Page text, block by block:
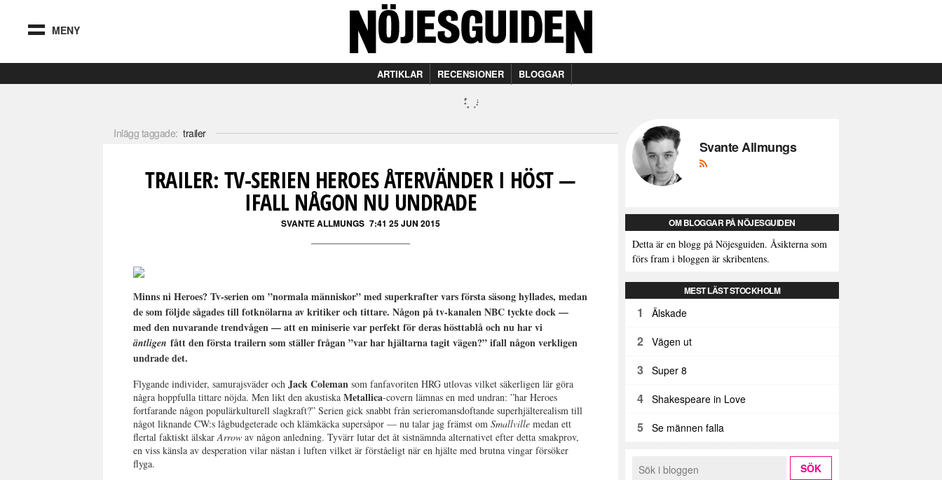
MENY
ARTIKLAR RECENSIONER BLOGGAR
Inlägg taggade: trailer
TRAILER: TV-SERIEN HEROES ÅTERVÄNDER I HÖST —
IFALL NÅGON NU UNDRADE
SVANTE ALLMUNGS 7:41 25 JUN 2015
Minns ni Heroes? Tv-serien om ”normala människor” med superkrafter vars första säsong hyllades, medan
de som följde sågades till fotknölarna av kritiker och tittare. Någon på tv-kanalen NBC tyckte dock —
med den nuvarande trendvågen — att en miniserie var perfekt för deras hösttablå och nu har vi
äntligenfått den första trailern som ställer frågan ”var har hjältarna tagit vägen?” ifall någon verkligen
undrade det.
Flygande individer, samurajsväder ochJack Coleman som fanfavoriten HRG utlovas vilket säkerligen lär göra
några hoppfulla tittare nöjda. Men likt den akustiskaMetallica-covern lämnas en med undran: ”har Heroes
fortfarande någon populärkulturell slagkraft?” Serien gick snabbt från serieromansdoftande superhjälterealism till
något liknande CW:s lågbudgeterade och klämkäcka supersåpor — nu talar jag främst omSmallvillemedan ett
flertal faktiskt älskarArrow av någon anledning. Tyvärr lutar det åt sistnämnda alternativet efter detta smakprov,
en viss känsla av desperation vilar nästan i luften vilket är förståeligt när en hjälte med brutna vingar försöker
flyga.
Svante Allmungs
OM BLOGGAR PÅ NÖJESGUIDEN
Detta är en blogg på Nöjesguiden. Åsikterna som
förs fram i bloggen är skribentens.
MEST LÄST STOCKHOLM
1 Älskade
2 Vägen ut
3 Super 8
4 Shakespeare in Love
5 Se männen falla